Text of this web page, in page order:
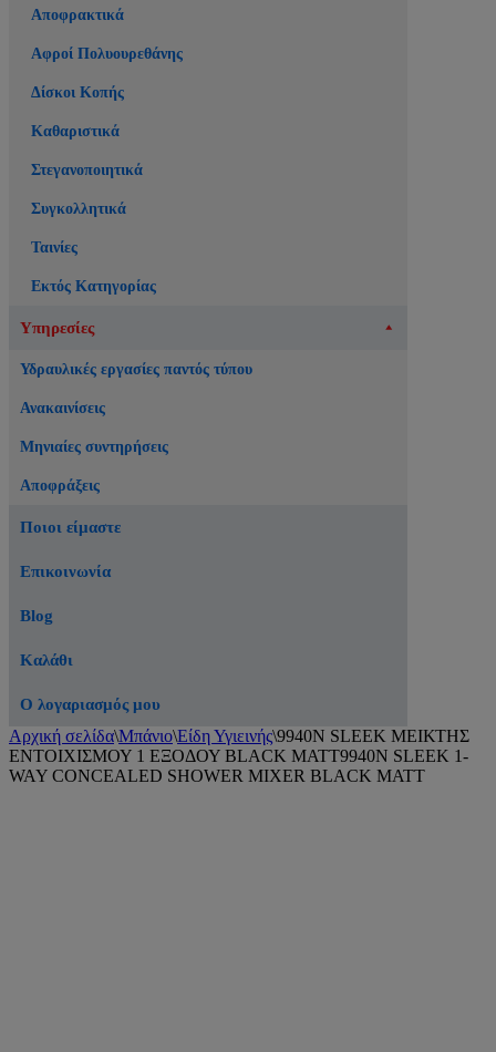
Αποφρακτικά
Αφροί Πολυουρεθάνης
Δίσκοι Κοπής
Καθαριστικά
Στεγανοποιητικά
Συγκολλητικά
Ταινίες
Εκτός Κατηγορίας
Υπηρεσίες
Υδραυλικές εργασίες παντός τύπου
Ανακαινίσεις
Μηνιαίες συντηρήσεις
Αποφράξεις
Ποιοι είμαστε
Επικοινωνία
Blog
Καλάθι
Ο λογαριασμός μου
Αρχική σελίδα\Μπάνιο\Είδη Υγιεινής\9940N SLEEK ΜΕΙΚΤΗΣ
ΕΝΤΟΙΧΙΣΜΟΥ 1 ΕΞΟΔΟΥ BLACK MATT9940N SLEEK 1-
WAY CONCEALED SHOWER MIXER BLACK MATT